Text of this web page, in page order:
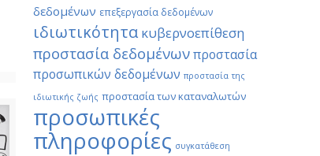
δεδομένων επεξεργασία δεδομένων
ιδιωτικότητα κυβερνοεπίθεση
προστασία δεδομένωνπροστασία
προσωπικών δεδομένων προστασία της
ιδιωτικής ζωής προστασία των καταναλωτών
προσωπικές
πληροφορίες συγκατάθεση